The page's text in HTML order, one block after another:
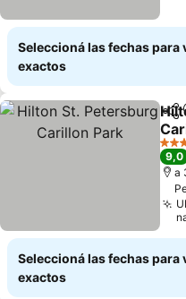
Seleccioná las fechas para
exactos
4
9,0
a
Seleccioná las fechas para
exactos